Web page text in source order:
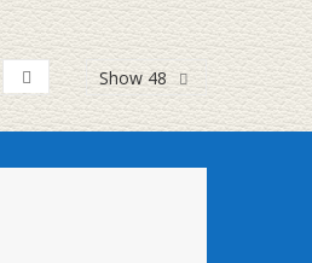
Show 48